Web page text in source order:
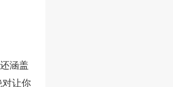
涵盖
对让你